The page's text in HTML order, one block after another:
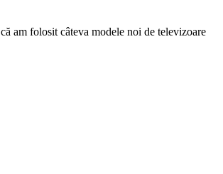
am folosit câteva modele noi de televizoare